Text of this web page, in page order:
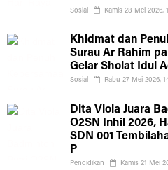
Sosial Kamis 28 Mei 2026,
Khidmat dan
Surau Ar Rahim
Gelar Sholat Idul
Sosial Rabu 27 Mei 2026,
Dita Viola Juara
O2SN Inhil 2026,
SDN 001
P
Pendidikan Kamis 21 Mei